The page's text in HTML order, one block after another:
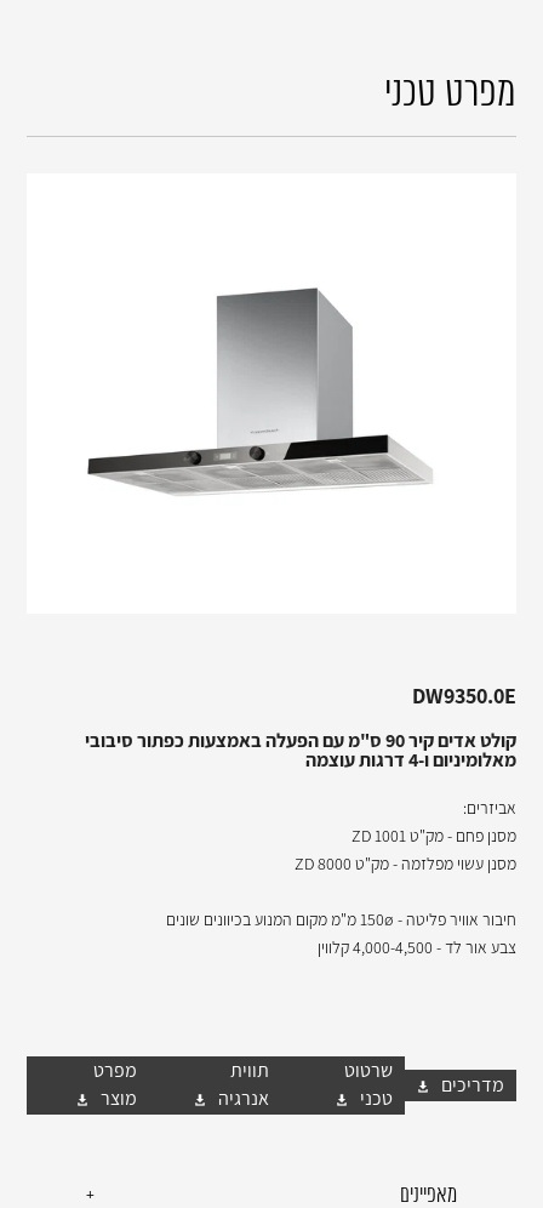
מפרט טכני
DW9350.0E
קולט אדים קיר 90 ס"מ עם הפעלה באמצעות כפתור סיבובי
מאלומיניום ו-4 דרגות עוצמה
אביזרים:
מסנן פחם - מק"ט 1001 ZD
מסנן עשוי מפלזמה - מק"ט 8000 ZD
חיבור אוויר פליטה - 150ø מ"מ מקום המנוע בכיוונים שונים
צבע אור לד - 4,000-4,500 קלווין
מדריכים
שרטוט
טכני
תווית
אנרגיה
מפרט
מוצר
מאפיינים